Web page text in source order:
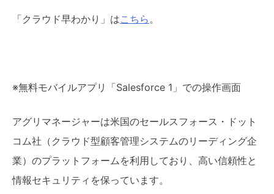
「クラウド早わかり」はこちら 。
※無料モバイルアプリ「Salesforce 1」での操作画面
アグリマネージャーは米国のセールスフォース・ドット
コム社（クラウド型顧客管理システムのリーディング企
業）のプラットフォームを利用しており、高い信頼性と
情報セキュリティを保っています。